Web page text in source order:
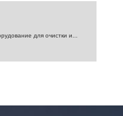
для очистки и...